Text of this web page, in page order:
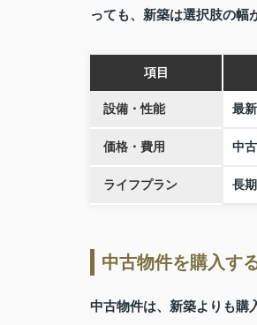
っても、新築は選択肢の幅
項目
設備・性能 最
価格・費用 中
ライフプラン 長
中古物件を購入す
中古物件は、新築よりも購